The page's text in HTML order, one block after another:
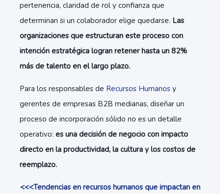
pertenencia, claridad de rol y confianza que
determinan si un colaborador elige quedarse. Las
organizaciones que estructuran este proceso con
intención estratégica logran retener hasta un 82%
más de talento en el largo plazo.
Para los responsables de Recursos Humanos y
gerentes de empresas B2B medianas, diseñar un
proceso de incorporación sólido no es un detalle
operativo: es una decisión de negocio con impacto
directo en la productividad, la cultura y los costos de
reemplazo.
<<<Tendencias en recursos humanos que impactan en